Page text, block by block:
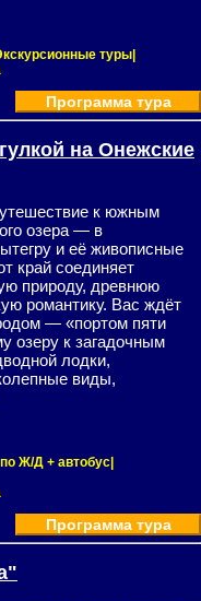
туры|
Программа тура
на Онежские
к южным
озера — в
и её живописные
край соединяет
природу, древнюю
романтику. Вас ждёт
— «портом пяти
озеру к загадочным
лодки,
виды,
Ж/Д + автобус|
Программа тура